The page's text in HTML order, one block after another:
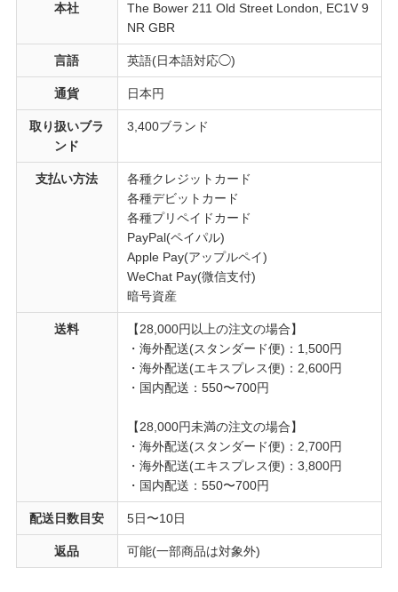
本社
The Bower 211 Old Street London, EC1V 9
NR GBR
言語 英語(日本語対応◯)
通貨 日本円
取り扱いブラ
ンド
3,400ブランド
支払い方法
各種クレジットカード
各種デビットカード
各種プリペイドカード
PayPal(ペイパル)
Apple Pay(アップルペイ)
WeChat Pay(微信支付)
暗号資産
送料
【28,000円以上の注文の場合】
・海外配送(スタンダード便)：1,500円
・海外配送(エキスプレス便)：2,600円
・国内配送：550〜700円
【28,000円未満の注文の場合】
・海外配送(スタンダード便)：2,700円
・海外配送(エキスプレス便)：3,800円
・国内配送：550〜700円
配送日数目安 5日〜10日
返品 可能(一部商品は対象外)